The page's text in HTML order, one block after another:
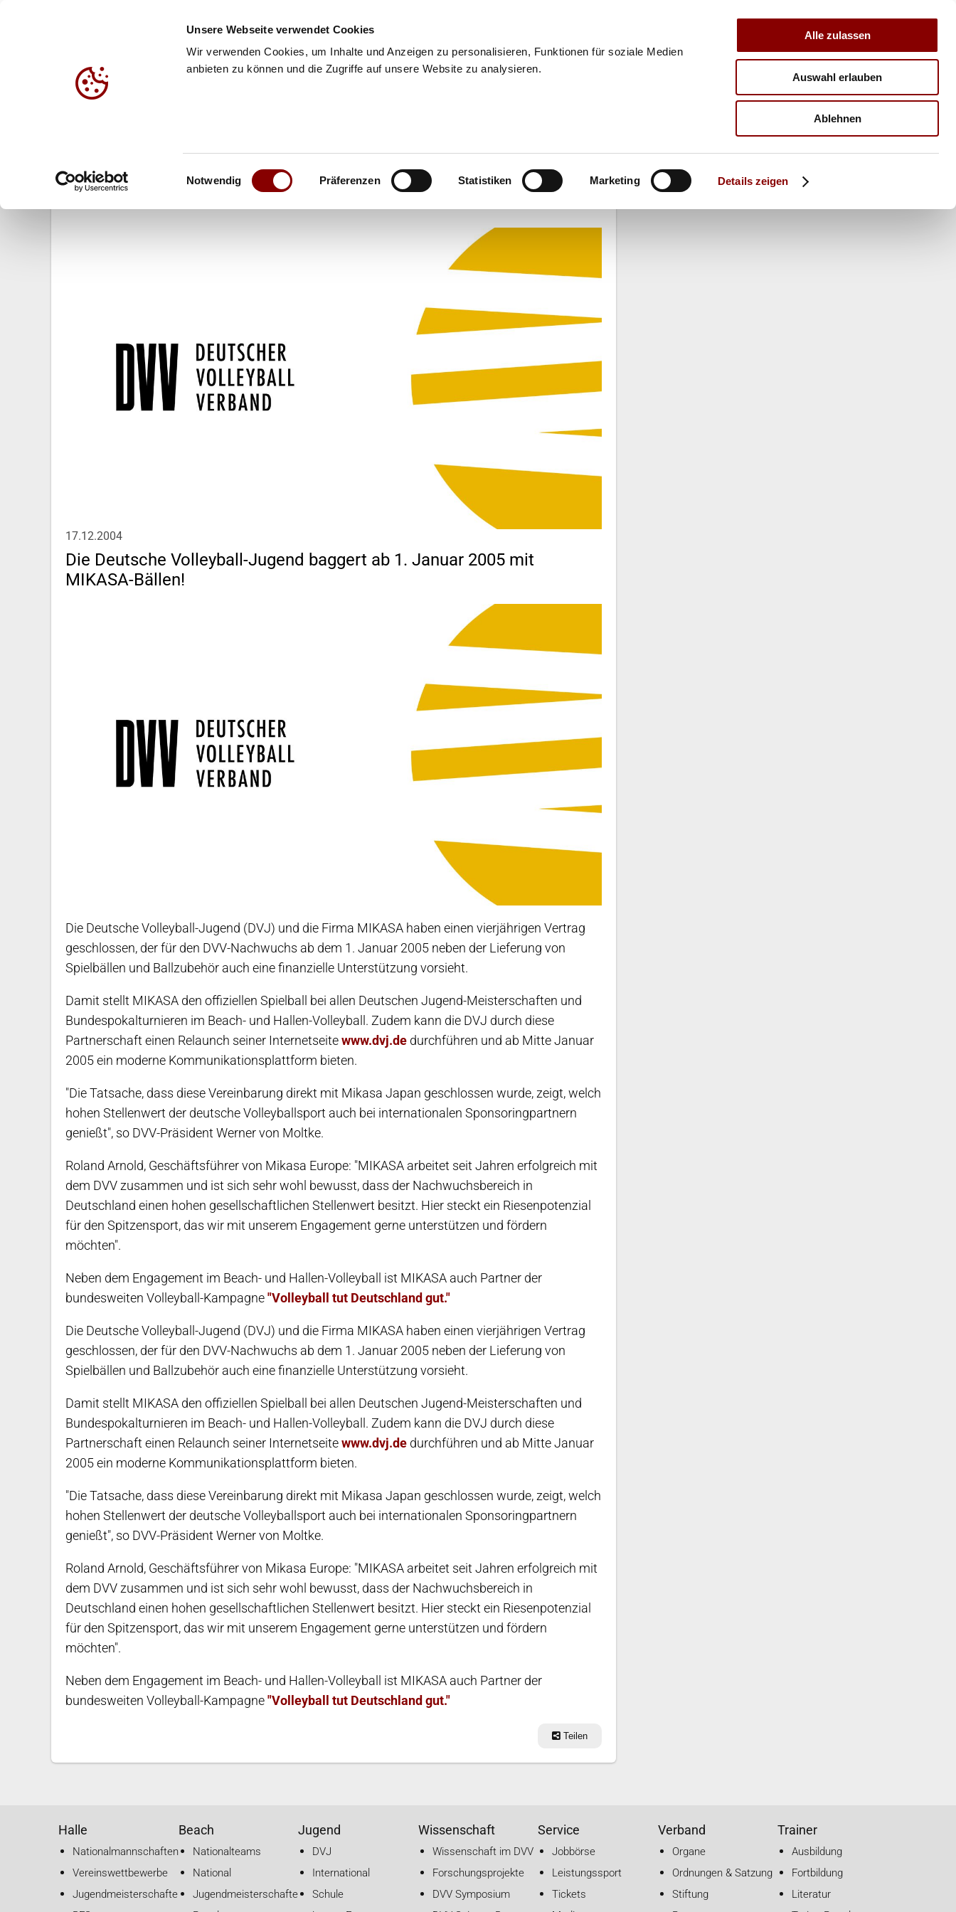
Unsere Webseite verwendet Cookies
Wir verwenden Cookies, um Inhalte und Anzeigen zu personalisieren, Funktionen für soziale Medien
anbieten zu können und die Zugriffe auf unsere Website zu analysieren.
Einwilligungsauswahl
Notwendig Präferenzen Statistiken Marketing Details zeigen
Alle zulassen
Auswahl erlauben
Ablehnen
VERBAND TRAINER
Die Deutsche Volleyball-Jugend baggert ab 1. Januar 2005 mit
17.12.2004
Die Deutsche Volleyball-Jugend baggert ab 1. Januar 2005 mit
MIKASA-Bällen!
Die Deutsche Volleyball-Jugend (DVJ) und die Firma MIKASA haben einen vierjährigen Vertrag
geschlossen, der für den DVV-Nachwuchs ab dem 1. Januar 2005 neben der Lieferung von
Spielbällen und Ballzubehör auch eine finanzielle Unterstützung vorsieht.
Damit stellt MIKASA den offiziellen Spielball bei allen Deutschen Jugend-Meisterschaften und
Bundespokalturnieren im Beach- und Hallen-Volleyball. Zudem kann die DVJ durch diese
Partnerschaft einen Relaunch seiner Internetseitewww.dvj.de durchführen und ab Mitte Januar
2005 ein moderne Kommunikationsplattform bieten.
"Die Tatsache, dass diese Vereinbarung direkt mit Mikasa Japan geschlossen wurde, zeigt, welch
hohen Stellenwert der deutsche Volleyballsport auch bei internationalen Sponsoringpartnern
genießt", so DVV-Präsident Werner von Moltke.
Roland Arnold, Geschäftsführer von Mikasa Europe: "MIKASA arbeitet seit Jahren erfolgreich mit
dem DVV zusammen und ist sich sehr wohl bewusst, dass der Nachwuchsbereich in
Deutschland einen hohen gesellschaftlichen Stellenwert besitzt. Hier steckt ein Riesenpotenzial
für den Spitzensport, das wir mit unserem Engagement gerne unterstützen und fördern
möchten".
Neben dem Engagement im Beach- und Hallen-Volleyball ist MIKASA auch Partner der
bundesweiten Volleyball-Kampagne"Volleyball tut Deutschland gut."
Die Deutsche Volleyball-Jugend (DVJ) und die Firma MIKASA haben einen vierjährigen Vertrag
geschlossen, der für den DVV-Nachwuchs ab dem 1. Januar 2005 neben der Lieferung von
Spielbällen und Ballzubehör auch eine finanzielle Unterstützung vorsieht.
Damit stellt MIKASA den offiziellen Spielball bei allen Deutschen Jugend-Meisterschaften und
Bundespokalturnieren im Beach- und Hallen-Volleyball. Zudem kann die DVJ durch diese
Partnerschaft einen Relaunch seiner Internetseitewww.dvj.de durchführen und ab Mitte Januar
2005 ein moderne Kommunikationsplattform bieten.
"Die Tatsache, dass diese Vereinbarung direkt mit Mikasa Japan geschlossen wurde, zeigt, welch
hohen Stellenwert der deutsche Volleyballsport auch bei internationalen Sponsoringpartnern
genießt", so DVV-Präsident Werner von Moltke.
Roland Arnold, Geschäftsführer von Mikasa Europe: "MIKASA arbeitet seit Jahren erfolgreich mit
dem DVV zusammen und ist sich sehr wohl bewusst, dass der Nachwuchsbereich in
Deutschland einen hohen gesellschaftlichen Stellenwert besitzt. Hier steckt ein Riesenpotenzial
für den Spitzensport, das wir mit unserem Engagement gerne unterstützen und fördern
möchten".
Neben dem Engagement im Beach- und Hallen-Volleyball ist MIKASA auch Partner der
bundesweiten Volleyball-Kampagne"Volleyball tut Deutschland gut."
Teilen
Halle
Nationalmannschaften
Vereinswettbewerbe
Jugendmeisterschaften
Beach
Nationalteams
National
Jugendmeisterschaften
Jugend
DVJ
International
Schule
Wissenschaft
Wissenschaft im DVV
Forschungsprojekte
DVV Symposium
Service
Jobbörse
Leistungssport
Tickets
Verband
Organe
Ordnungen & Satzung
Stiftung
Trainer
Ausbildung
Fortbildung
Literatur